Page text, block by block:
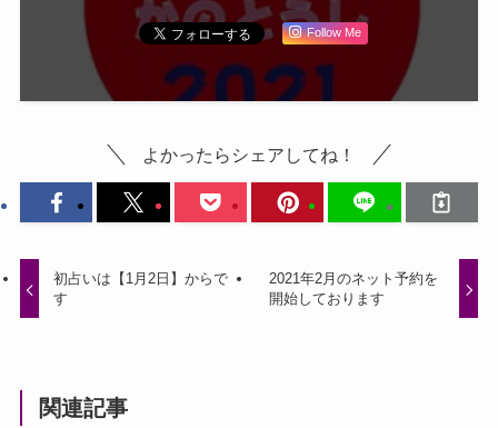
Follow Me
よかったらシェアしてね！
初占いは【1月2日】からで
す
2021年2月のネット予約を
開始しております
関連記事